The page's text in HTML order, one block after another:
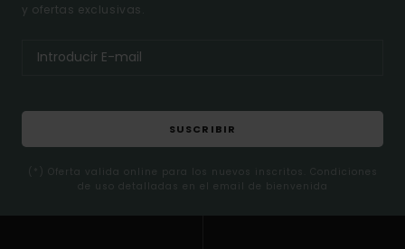
y ofertas exclusivas.
SUSCRIBIR
(*) Oferta valida online para los nuevos inscritos. Condiciones
de uso detalladas en el email de bienvenida